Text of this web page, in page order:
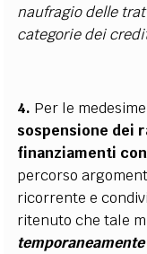
naufragio delle
categorie dei
4. Per le
sospensione dei
finanziamenti
percorso
ricorrente e
ritenuto che tale